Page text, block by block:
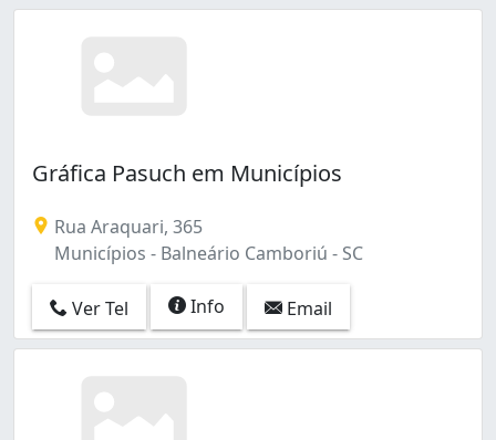
Gráfica Pasuch em Municípios
Rua Araquari, 365
Municípios - Balneário Camboriú - SC
Ver Tel Info Email